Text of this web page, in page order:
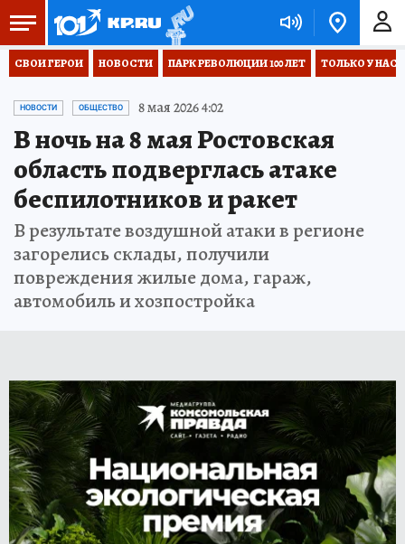
СВОИ ГЕРОИ НОВОСТИ ПАРК РЕВОЛЮЦИИ 100 ЛЕТ ТОЛЬКО У НАС
НОВОСТИ ОБЩЕСТВО 8 мая 2026 4:02
В ночь на 8 мая Ростовская
область подверглась атаке
беспилотников и ракет
В результате воздушной атаки в регионе
загорелись склады, получили
повреждения жилые дома, гараж,
автомобиль и хозпостройка